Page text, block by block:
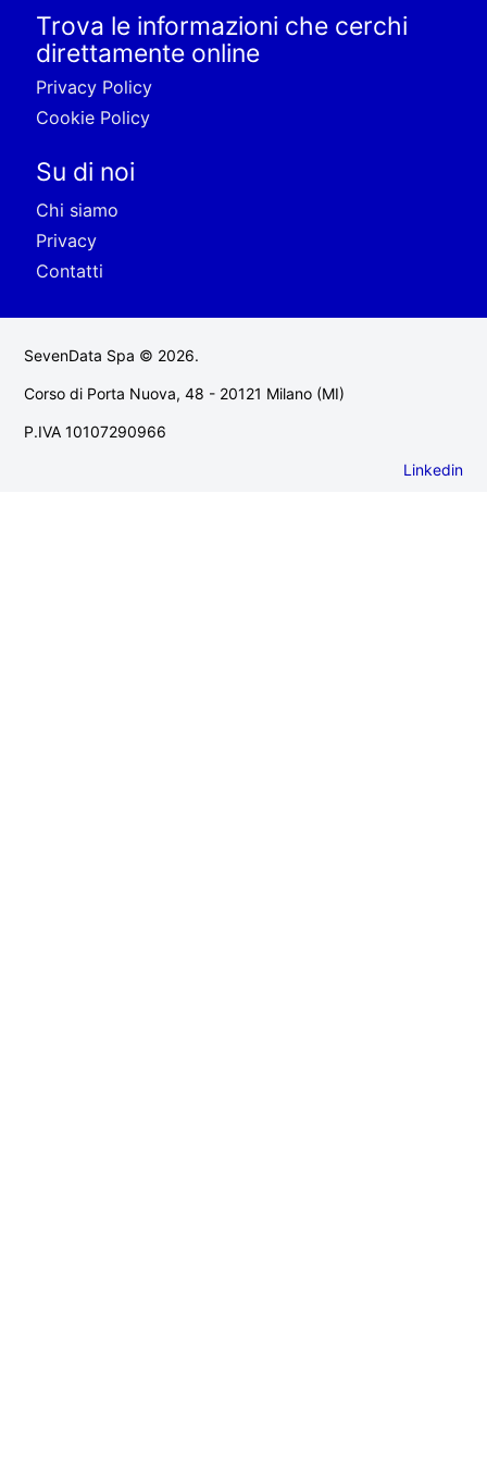
Trova le informazioni che cerchi
direttamente online
Privacy Policy
Cookie Policy
Su di noi
Chi siamo
Privacy
Contatti
SevenData Spa © 2026.
Corso di Porta Nuova, 48 - 20121 Milano (MI)
P.IVA 10107290966
Linkedin